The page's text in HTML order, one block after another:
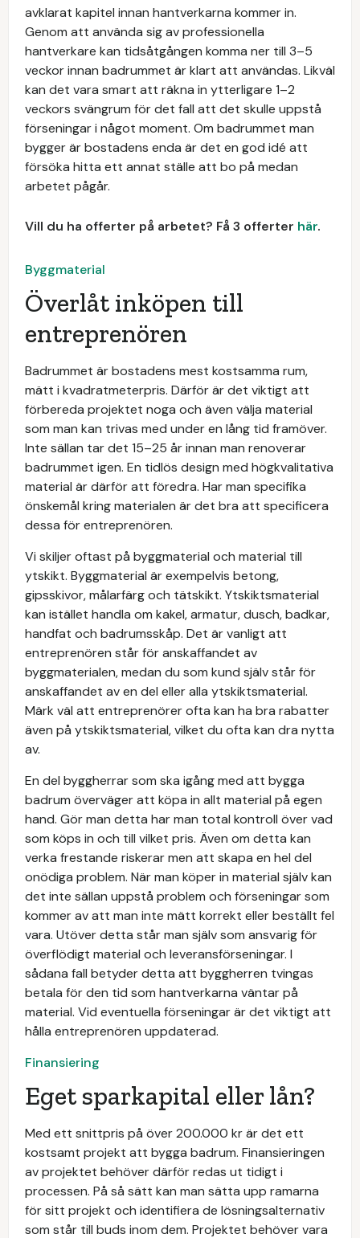
avklarat kapitel innan hantverkarna kommer in.
Genom att använda sig av professionella
hantverkare kan tidsåtgången komma ner till 3–5
veckor innan badrummet är klart att användas. Likväl
kan det vara smart att räkna in ytterligare 1–2
veckors svängrum för det fall att det skulle uppstå
förseningar i något moment. Om badrummet man
bygger är bostadens enda är det en god idé att
försöka hitta ett annat ställe att bo på medan
arbetet pågår.
Vill du ha offerter på arbetet? Få 3 offerter här.
Byggmaterial
Överlåt inköpen till
entreprenören
Badrummet är bostadens mest kostsamma rum,
mätt i kvadratmeterpris. Därför är det viktigt att
förbereda projektet noga och även välja material
som man kan trivas med under en lång tid framöver.
Inte sällan tar det 15–25 år innan man renoverar
badrummet igen. En tidlös design med högkvalitativa
material är därför att föredra. Har man specifika
önskemål kring materialen är det bra att specificera
dessa för entreprenören.
Vi skiljer oftast på byggmaterial och material till
ytskikt. Byggmaterial är exempelvis betong,
gipsskivor, målarfärg och tätskikt. Ytskiktsmaterial
kan istället handla om kakel, armatur, dusch, badkar,
handfat och badrumsskåp. Det är vanligt att
entreprenören står för anskaffandet av
byggmaterialen, medan du som kund själv står för
anskaffandet av en del eller alla ytskiktsmaterial.
Märk väl att entreprenörer ofta kan ha bra rabatter
även på ytskiktsmaterial, vilket du ofta kan dra nytta
av.
En del byggherrar som ska igång med att bygga
badrum överväger att köpa in allt material på egen
hand. Gör man detta har man total kontroll över vad
som köps in och till vilket pris. Även om detta kan
verka frestande riskerar men att skapa en hel del
onödiga problem. När man köper in material själv kan
det inte sällan uppstå problem och förseningar som
kommer av att man inte mätt korrekt eller beställt fel
vara. Utöver detta står man själv som ansvarig för
överflödigt material och leveransförseningar. I
sådana fall betyder detta att byggherren tvingas
betala för den tid som hantverkarna väntar på
material. Vid eventuella förseningar är det viktigt att
hålla entreprenören uppdaterad.
Finansiering
Eget sparkapital eller lån?
Med ett snittpris på över 200.000 kr är det ett
kostsamt projekt att bygga badrum. Finansieringen
av projektet behöver därför redas ut tidigt i
processen. På så sätt kan man sätta upp ramarna
för sitt projekt och identifiera de lösningsalternativ
som står till buds inom dem. Projektet behöver vara